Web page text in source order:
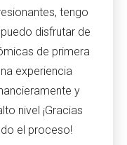
tengo
disfrutar de
de primera
experiencia
y
nivel ¡Gracias
el proceso!